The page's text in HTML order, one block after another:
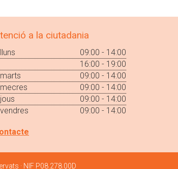
a la ciutadania
09:00 - 14:00
16:00 - 19:00
09:00 - 14:00
09:00 - 14:00
09:00 - 14:00
09:00 - 14:00
· NIF P08.278.00D